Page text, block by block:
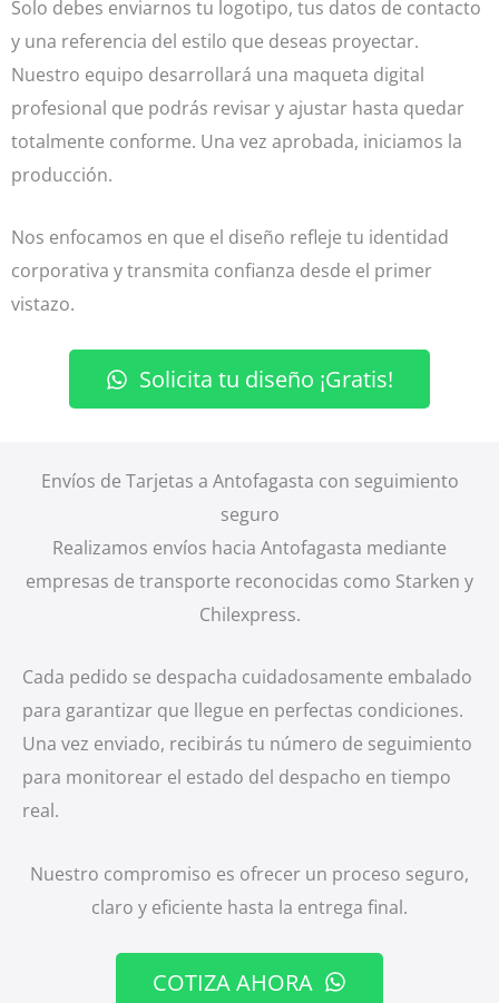
Solo debes enviarnos tu logotipo, tus datos de contacto
y una referencia del estilo que deseas proyectar.
Nuestro equipo desarrollará una maqueta digital
profesional que podrás revisar y ajustar hasta quedar
totalmente conforme. Una vez aprobada, iniciamos la
producción.
Nos enfocamos en que el diseño refleje tu identidad
corporativa y transmita confianza desde el primer
vistazo.
Solicita tu diseño ¡Gratis!
Envíos de Tarjetas a Antofagasta con seguimiento
seguro
Realizamos envíos hacia Antofagasta mediante
empresas de transporte reconocidas como Starken y
Chilexpress.
Cada pedido se despacha cuidadosamente embalado
para garantizar que llegue en perfectas condiciones.
Una vez enviado, recibirás tu número de seguimiento
para monitorear el estado del despacho en tiempo
real.
Nuestro compromiso es ofrecer un proceso seguro,
claro y eficiente hasta la entrega final.
COTIZA AHORA